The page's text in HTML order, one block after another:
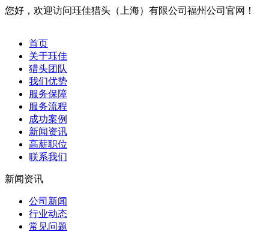
您好，欢迎访问珏佳猎头（上海）有限公司福州公司官网！
首页
关于珏佳
猎头团队
我们优势
服务保障
服务流程
成功案例
新闻资讯
高薪职位
联系我们
新闻资讯
公司新闻
行业动态
常见问题